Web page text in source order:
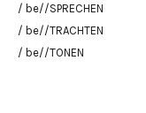
/ be//SPRECHEN
/ be//TRACHTEN
/ be//TONEN